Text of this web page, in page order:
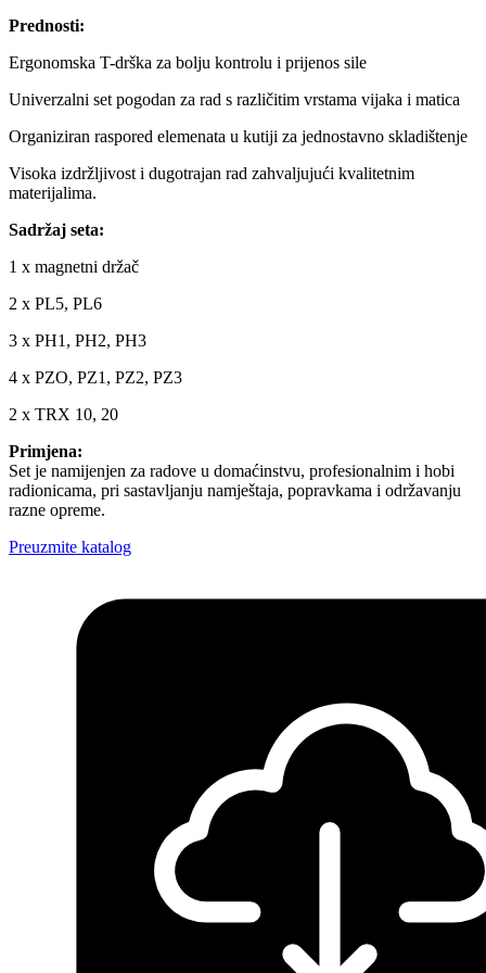
Prednosti:
Ergonomska T-drška za bolju kontrolu i prijenos sile
Univerzalni set pogodan za rad s različitim vrstama vijaka i matica
Organiziran raspored elemenata u kutiji za jednostavno skladištenje
Visoka izdržljivost i dugotrajan rad zahvaljujući kvalitetnim
materijalima.
Sadržaj seta:
1 x magnetni držač
2 x PL5, PL6
3 x PH1, PH2, PH3
4 x PZO, PZ1, PZ2, PZ3
2 x TRX 10, 20
Primjena:
Set je namijenjen za radove u domaćinstvu, profesionalnim i hobi
radionicama, pri sastavljanju namještaja, popravkama i održavanju
razne opreme.
Preuzmite katalog